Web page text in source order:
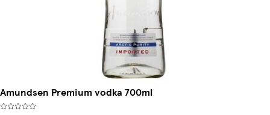
Amundsen Premium vodka 700ml